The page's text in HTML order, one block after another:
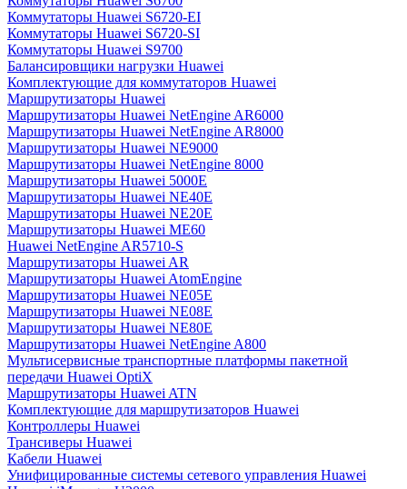
Коммутаторы Huawei S6720-EI
Коммутаторы Huawei S6720-SI
Коммутаторы Huawei S9700
Балансировщики нагрузки Huawei
Комплектующие для коммутаторов Huawei
Маршрутизаторы Huawei
Маршрутизаторы Huawei NetEngine AR6000
Маршрутизаторы Huawei NetEngine AR8000
Маршрутизаторы Huawei NE9000
Маршрутизаторы Huawei NetEngine 8000
Маршрутизаторы Huawei 5000E
Маршрутизаторы Huawei NE40E
Маршрутизаторы Huawei NE20E
Маршрутизаторы Huawei ME60
Huawei NetEngine AR5710-S
Маршрутизаторы Huawei AR
Маршрутизаторы Huawei AtomEngine
Маршрутизаторы Huawei NE05E
Маршрутизаторы Huawei NE08E
Маршрутизаторы Huawei NE80E
Маршрутизаторы Huawei NetEngine A800
Мультисервисные транспортные платформы пакетной
передачи Huawei OptiX
Маршрутизаторы Huawei ATN
Комплектующие для маршрутизаторов Huawei
Контроллеры Huawei
Трансиверы Huawei
Кабели Huawei
Унифицированные системы сетевого управления Huawei